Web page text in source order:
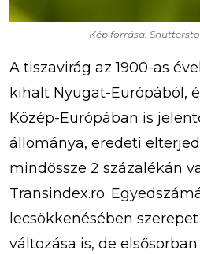
Kép forrása:
A tiszavirág az 1900-as
kihalt Nyugat-Európából,
Közép-Európában is
állománya, eredeti
mindössze 2 százalékán
Transindex.ro.
lecsökkenésében
változása is, de